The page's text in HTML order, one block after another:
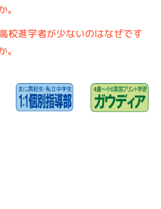
。
校進学者が少ないのはなぜです
。